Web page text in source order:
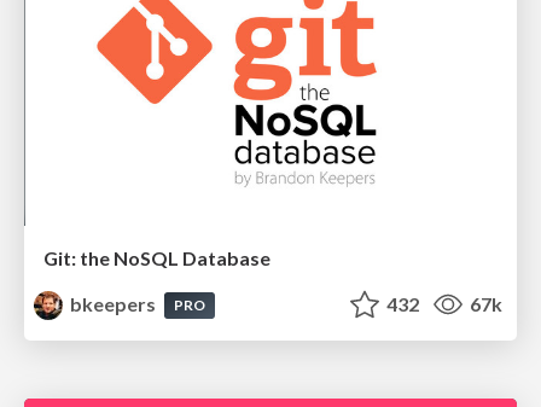
Git: the NoSQL Database
bkeepers
PRO 432 67k